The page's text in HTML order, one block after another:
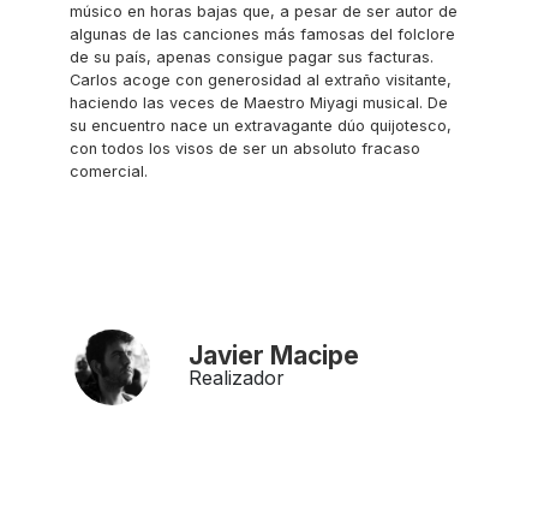
músico en horas bajas que, a pesar de ser autor de
algunas de las canciones más famosas del folclore
de su país, apenas consigue pagar sus facturas.
Carlos acoge con generosidad al extraño visitante,
haciendo las veces de Maestro Miyagi musical. De
su encuentro nace un extravagante dúo quijotesco,
con todos los visos de ser un absoluto fracaso
comercial.
Javier Macipe
Realizador